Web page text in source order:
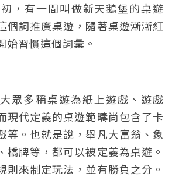
，有一間叫做新天鵝堡的桌遊
個詞推廣桌遊，隨著桌遊漸漸紅
始習慣這個詞彙。
大眾多稱桌遊為紙上遊戲、遊戲
現代定義的桌遊範疇尚包含了卡
等。也就是說，舉凡大富翁、象
橋牌等，都可以被定義為桌遊。
則來制定玩法，並有勝負之分。